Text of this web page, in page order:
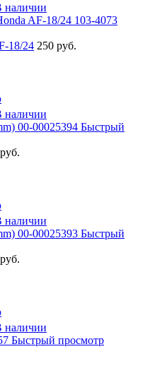
наличии
18/24 250 руб.
наличии
Быстрый
наличии
Быстрый
наличии
Быстрый просмотр